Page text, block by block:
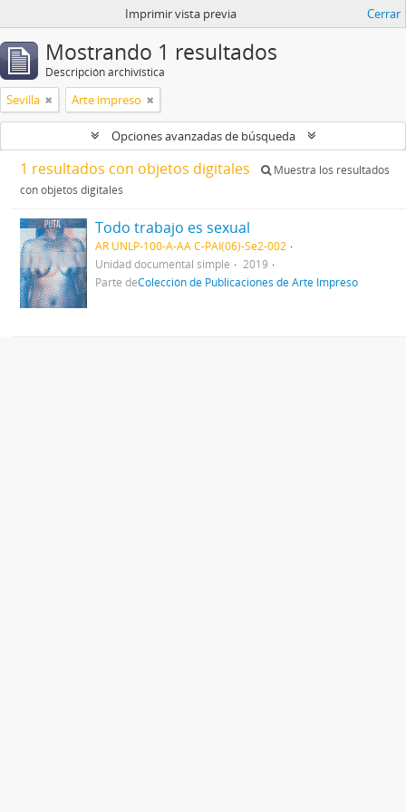
Imprimir vista previa Cerrar
Mostrando 1 resultados
Descripción archivística
Sevilla Arte impreso
Opciones avanzadas de búsqueda
1 resultados con objetos digitales
Muestra los resultados
con objetos digitales
Todo trabajo es sexual
AR UNLP-100-A-AA C-PAI(06)-Se2-002
Unidad documental simple
2019
Parte deColección de Publicaciones de Arte Impreso